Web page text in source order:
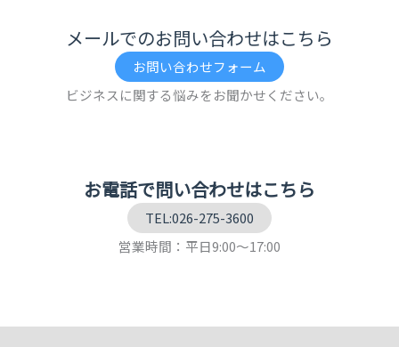
メールでのお問い合わせはこちら
お問い合わせフォーム
ビジネスに関する悩みをお聞かせください。
お電話で問い合わせはこちら
TEL:026-275-3600
営業時間：平日9:00～17:00